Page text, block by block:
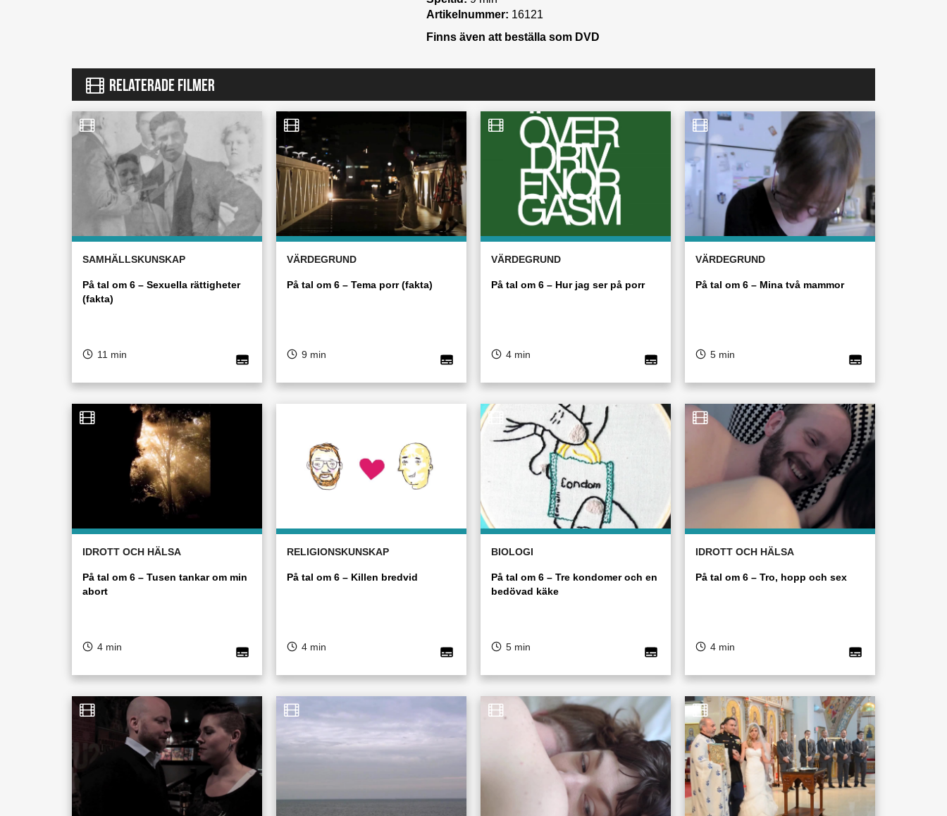
Artikelnummer: 16121
Finns även att beställa som DVD
RELATERADE FILMER
SAMHÄLLSKUNSKAP
På tal om 6 – Sexuella rättigheter
(fakta)
11 min
VÄRDEGRUND
På tal om 6 – Tema porr (fakta)
9 min
VÄRDEGRUND
På tal om 6 – Hur jag ser på porr
4 min
VÄRDEGRUND
På tal om 6 – Mina två mammor
5 min
IDROTT OCH HÄLSA
På tal om 6 – Tusen tankar om min
abort
4 min
RELIGIONSKUNSKAP
På tal om 6 – Killen bredvid
4 min
BIOLOGI
På tal om 6 – Tre kondomer och en
bedövad käke
5 min
IDROTT OCH HÄLSA
På tal om 6 – Tro, hopp och sex
4 min